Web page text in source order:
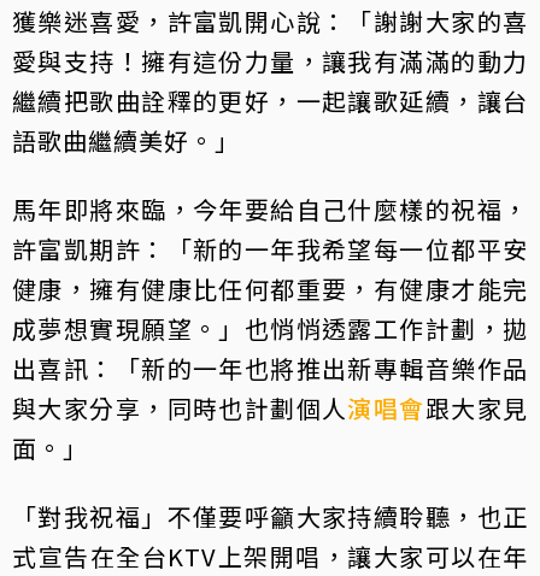
獲樂迷喜愛，許富凱開心說：「謝謝大家的喜
愛與支持！擁有這份力量，讓我有滿滿的動力
繼續把歌曲詮釋的更好，一起讓歌延續，讓台
語歌曲繼續美好。」
馬年即將來臨，今年要給自己什麼樣的祝福，
許富凱期許：「新的一年我希望每一位都平安
健康，擁有健康比任何都重要，有健康才能完
成夢想實現願望。」也悄悄透露工作計劃，拋
出喜訊：「新的一年也將推出新專輯音樂作品
與大家分享，同時也計劃個人演唱會跟大家見
面。」
「對我祝福」不僅要呼籲大家持續聆聽，也正
式宣告在全台KTV上架開唱，讓大家可以在年